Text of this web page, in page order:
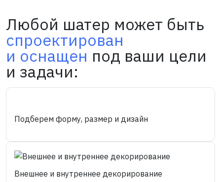
Любой шатер может быть
спроектирован
и оснащен под ваши цели
и задачи:
Подберем форму, размер и дизайн
Внешнее и внутреннее декорирование